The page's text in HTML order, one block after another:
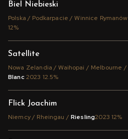
Biel Niebieski
Polska / Podkarpacie / Winnice
12%
Satellite
Nowa Zelandia / Waihopai / Melbourne /
Blanc 2023 12.5%
Flick Joachim
Niemcy / Rheingau / Riesling2023 12%